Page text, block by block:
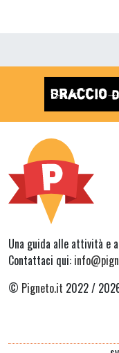
Una guida alle attività e
Contattaci qui:
© Pigneto.it 2022 /